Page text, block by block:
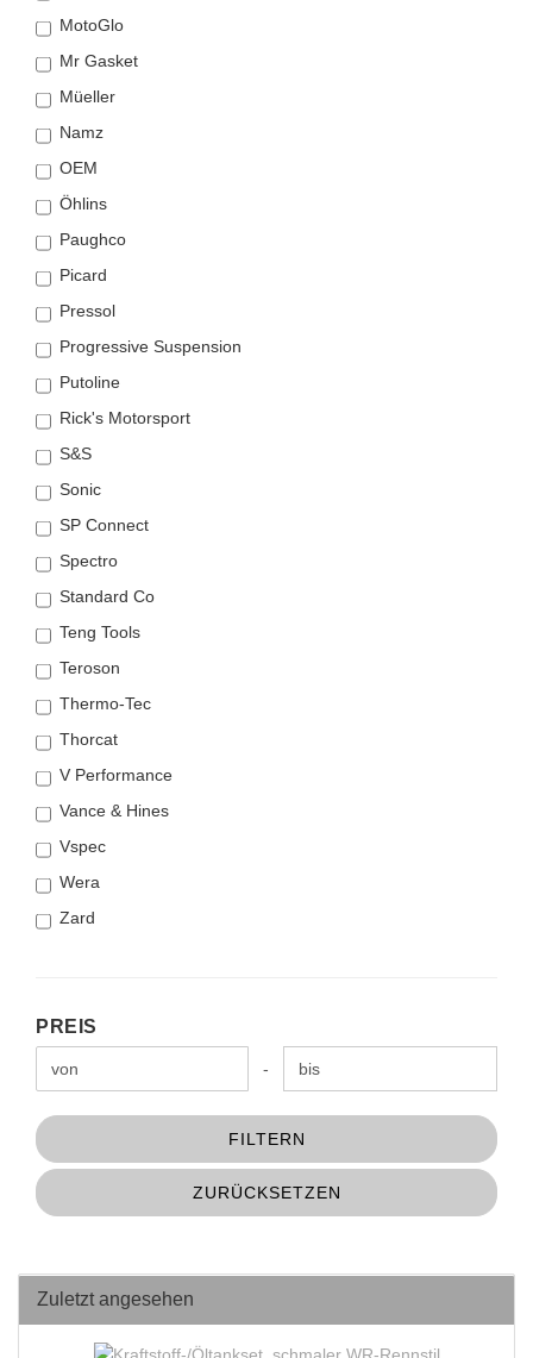
MotoGlo
Mr Gasket
Müeller
Namz
OEM
Öhlins
Paughco
Picard
Pressol
Progressive Suspension
Putoline
Rick's Motorsport
S&S
Sonic
SP Connect
Spectro
Standard Co
Teng Tools
Teroson
Thermo-Tec
Thorcat
V Performance
Vance & Hines
Vspec
Wera
Zard
PREIS
PREIS
Preis bis -
FILTERN
ZURÜCKSETZEN
Zuletzt angesehen